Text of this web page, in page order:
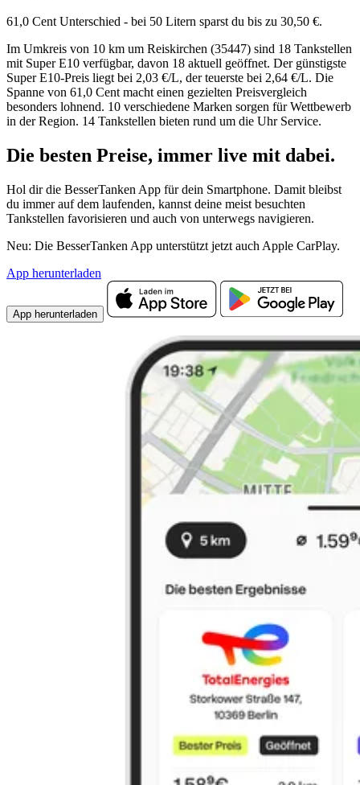
61,0 Cent Unterschied - bei 50 Litern sparst du bis zu 30,50 €.
Im Umkreis von 10 km um Reiskirchen (35447) sind 18 Tankstellen
mit Super E10 verfügbar, davon 18 aktuell geöffnet. Der günstigste
Super E10-Preis liegt bei 2,03 €/L, der teuerste bei 2,64 €/L. Die
Spanne von 61,0 Cent macht einen gezielten Preisvergleich
besonders lohnend. 10 verschiedene Marken sorgen für Wettbewerb
in der Region. 14 Tankstellen bieten rund um die Uhr Service.
Die besten Preise, immer live mit dabei.
Hol dir die BesserTanken App für dein Smartphone. Damit bleibst
du immer auf dem laufenden, kannst deine meist besuchten
Tankstellen favorisieren und auch von unterwegs navigieren.
Neu: Die BesserTanken App unterstützt jetzt auch Apple CarPlay.
App herunterladen
App herunterladen